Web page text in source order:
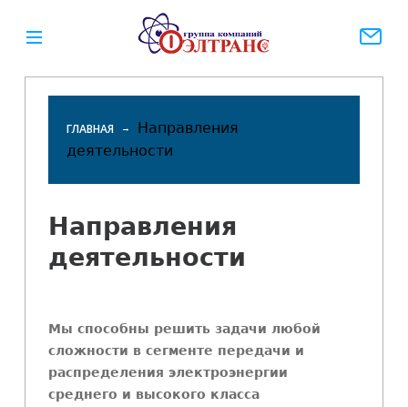
Вы
здесь
ГЛАВНАЯ
Направления
деятельности
Направления
деятельности
Мы способны решить задачи любой
сложности в сегменте передачи и
распределения электроэнергии
среднего и высокого класса